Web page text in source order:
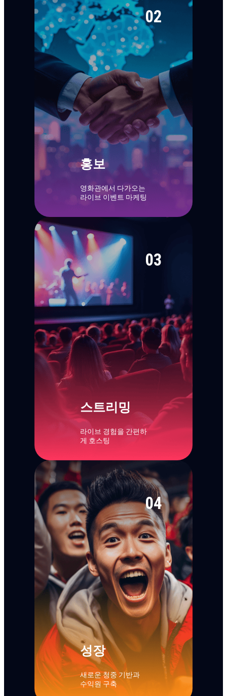
02
홍보
영화관에서 다가오는
라이브 이벤트 마케팅
03
스트리밍
라이브 경험을 간편하
게 호스팅
04
성장
새로운 청중 기반과
수익원 구축